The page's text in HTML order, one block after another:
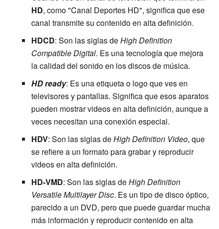
HD, como "Canal Deportes HD", significa que ese
canal transmite su contenido en alta definición.
HDCD: Son las siglas deHigh Definition
Compatible Digital. Es una tecnología que mejora
la calidad del sonido en los discos de música.
HD ready: Es una etiqueta o logo que ves en
televisores y pantallas. Significa que esos aparatos
pueden mostrar videos en alta definición, aunque a
veces necesitan una conexión especial.
HDV: Son las siglas deHigh Definition Video, que
se refiere a un formato para grabar y reproducir
videos en alta definición.
HD-VMD: Son las siglas deHigh Definition
Versatile Multilayer Disc. Es un tipo de disco óptico,
parecido a un DVD, pero que puede guardar mucha
más información y reproducir contenido en alta